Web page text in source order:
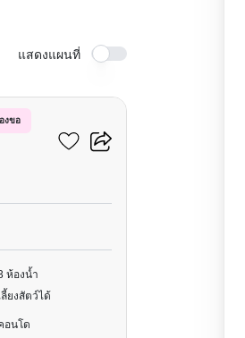
แสดงแผนที่
งขอ
ยส์
ห้องน้ำ
ลี้ยงสัตว์ได้
อนโด